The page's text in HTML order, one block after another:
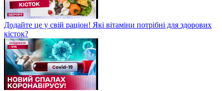
Додайте це у свій раціон! Які вітаміни потрібні для здорових
кісток?